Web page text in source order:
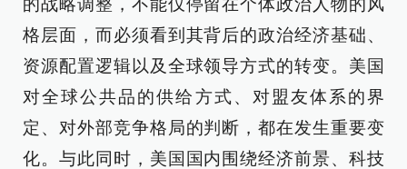
的战略调整，不能仅停留在个体政治人物的风
格层面，而必须看到其背后的政治经济基础、
资源配置逻辑以及全球领导方式的转变。美国
对全球公共品的供给方式、对盟友体系的界
定、对外部竞争格局的判断，都在发生重要变
化。与此同时，美国国内围绕经济前景、科技